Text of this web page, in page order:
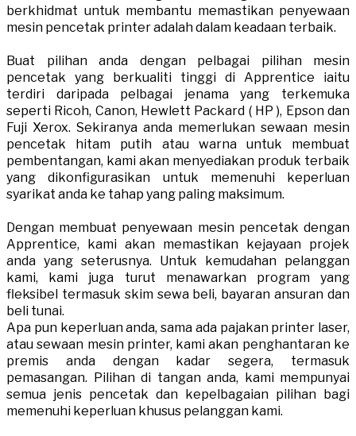
berkhidmat untuk membantu memastikan penyewaan
mesin pencetak printer adalah dalam keadaan terbaik.
Buat pilihan anda dengan pelbagai pilihan mesin
pencetak yang berkualiti tinggi di Apprentice iaitu
terdiri daripada pelbagai jenama yang terkemuka
seperti Ricoh, Canon, Hewlett Packard ( HP ), Epson dan
Fuji Xerox. Sekiranya anda memerlukan sewaan mesin
pencetak hitam putih atau warna untuk membuat
pembentangan, kami akan menyediakan produk terbaik
yang dikonfigurasikan untuk memenuhi keperluan
syarikat anda ke tahap yang paling maksimum.
Dengan membuat penyewaan mesin pencetak dengan
Apprentice, kami akan memastikan kejayaan projek
anda yang seterusnya. Untuk kemudahan pelanggan
kami, kami juga turut menawarkan program yang
fleksibel termasuk skim sewa beli, bayaran ansuran dan
beli tunai.
Apa pun keperluan anda, sama ada pajakan printer laser,
atau sewaan mesin printer, kami akan penghantaran ke
premis anda dengan kadar segera, termasuk
pemasangan. Pilihan di tangan anda, kami mempunyai
semua jenis pencetak dan kepelbagaian pilihan bagi
memenuhi keperluan khusus pelanggan kami.